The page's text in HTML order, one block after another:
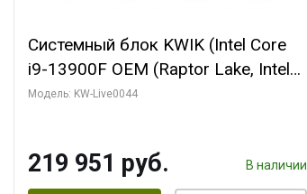
Системный блок KWIK (Intel Core
i9-13900F OEM (Raptor Lake, Intel
7, Efficient-co/ 32 ГБ ОЗУ (2
HD/ 512 ГБ SSD)
Модель: KW-Live0044
219 951 руб. В наличии